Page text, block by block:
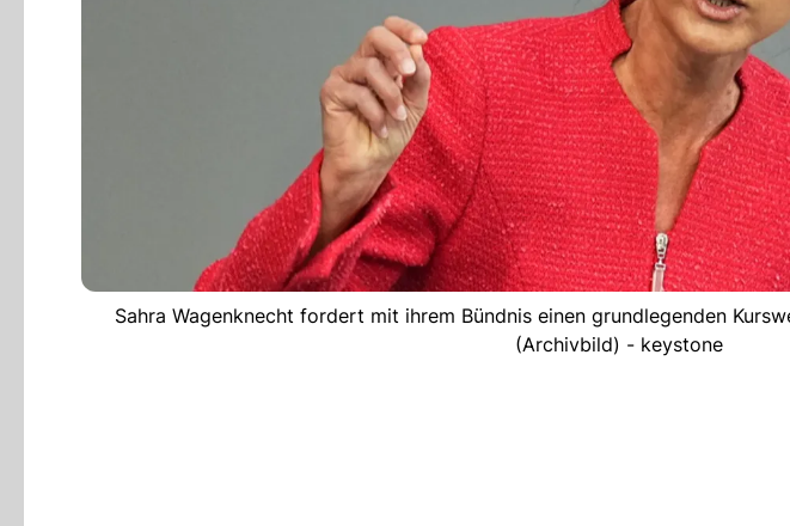
Sahra Wagenknecht fordert mit ihrem Bündnis einen grundlegenden
(Archivbild) - keystone